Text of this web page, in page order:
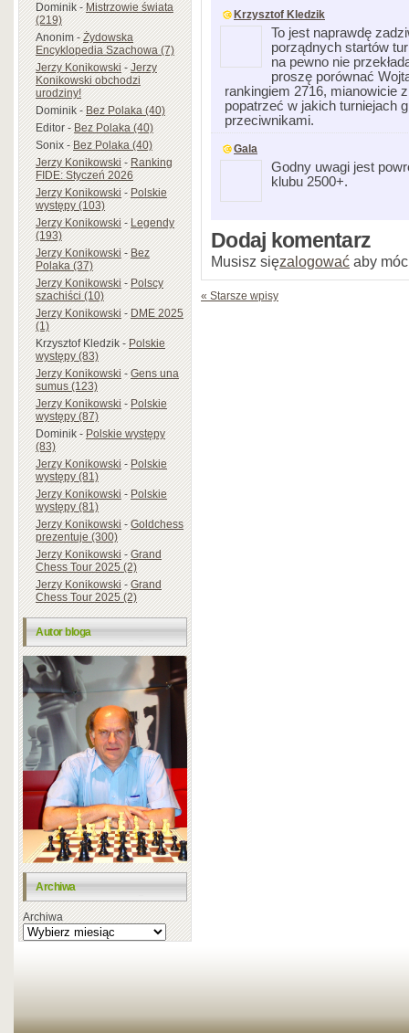
Dominik-Mistrzowie świata
(219)
Anonim-Żydowska
Encyklopedia Szachowa (7)
Jerzy Konikowski-Jerzy
Konikowski obchodzi
urodziny!
Dominik-Bez Polaka (40)
Editor-Bez Polaka (40)
Sonix-Bez Polaka (40)
Jerzy Konikowski-Ranking
FIDE: Styczeń 2026
Jerzy Konikowski-Polskie
występy (103)
Jerzy Konikowski-Legendy
(193)
Jerzy Konikowski-Bez
Polaka (37)
Jerzy Konikowski-Polscy
szachiści (10)
Jerzy Konikowski-DME 2025
(1)
Krzysztof Kledzik-Polskie
występy (83)
Jerzy Konikowski-Gens una
sumus (123)
Jerzy Konikowski-Polskie
występy (87)
Dominik-Polskie występy
(83)
Jerzy Konikowski-Polskie
występy (81)
Jerzy Konikowski-Polskie
występy (81)
Jerzy Konikowski-Goldchess
prezentuje (300)
Jerzy Konikowski-Grand
Chess Tour 2025 (2)
Jerzy Konikowski-Grand
Chess Tour 2025 (2)
Autor bloga
Archiwa
Archiwa
Krzysztof Kledzik
To jest naprawdę
porządnych startów
na pewno nie
proszę porównać
rankingiem 2716, mianowicie
popatrzeć w jakich turniejach
przeciwnikami.
Gala
Godny uwagi jest
klubu 2500+.
Dodaj komentarz
Musisz sięzalogować aby
« Starsze wpisy